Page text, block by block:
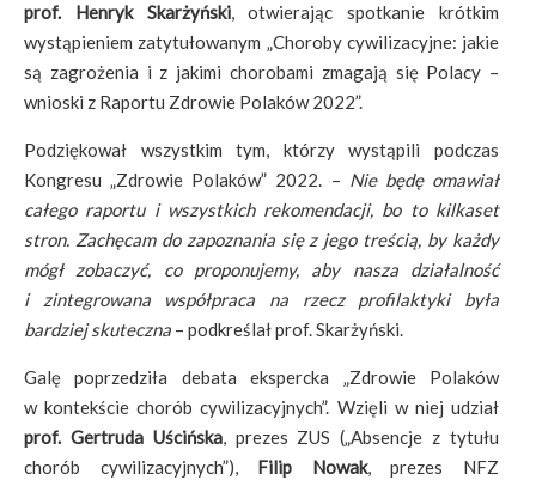
prof. Henryk Skarżyński, otwierając spotkanie krótkim
wystąpieniem zatytułowanym „Choroby cywilizacyjne: jakie
są zagrożenia i z jakimi chorobami zmagają się Polacy –
wnioski z Raportu Zdrowie Polaków 2022”.
Podziękował wszystkim tym, którzy wystąpili podczas
Kongresu „Zdrowie Polaków” 2022. – Nie będę omawiał
całego raportu i wszystkich rekomendacji, bo to kilkaset
stron. Zachęcam do zapoznania się z jego treścią, by każdy
mógł zobaczyć, co proponujemy, aby nasza działalność
i zintegrowana współpraca na rzecz profilaktyki była
bardziej skuteczna – podkreślał prof. Skarżyński.
Galę poprzedziła debata ekspercka „Zdrowie Polaków
w kontekście chorób cywilizacyjnych”. Wzięli w niej udział
prof. Gertruda Uścińska, prezes ZUS („Absencje z tytułu
chorób cywilizacyjnych”), Filip Nowak, prezes NFZ